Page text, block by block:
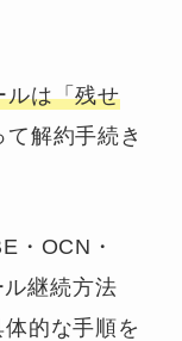
ルは「残せ
解約手続き
・OCN・
継続方法
的な手順を